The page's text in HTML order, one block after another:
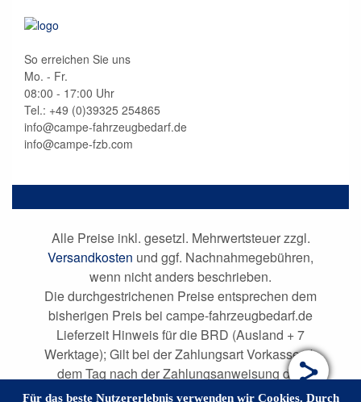
Für das beste Nutzererlebnis verwenden wir Cookies. Durch
So erreichen Sie uns
Mo. - Fr.
08:00 - 17:00 Uhr
Tel.: +49 (0)39325 254865
info@campe-fahrzeugbedarf.de
info@campe-fzb.com
Alle Preise inkl. gesetzl. Mehrwertsteuer zzgl.
Versandkosten und ggf. Nachnahmegebühren,
wenn nicht anders beschrieben.
Die durchgestrichenen Preise entsprechen dem
bisherigen Preis bei campe-fahrzeugbedarf.de
Lieferzeit Hinweis für die BRD (Ausland + 7
Werktage); Gilt bei der Zahlungsart Vorkasse ab
dem Tag nach der Zahlungsanweisung des
Kunden; bei anderen Zahlungsarten ab dem Tag